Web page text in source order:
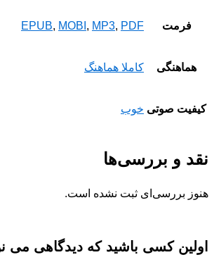
فرمت EPUB, MOBI , MP3, PDF
هماهنگی کاملا هماهنگ
کیفیت صوتی خوب
نقد و بررسی‌ها
هنوز بررسی‌ای ثبت نشده است.
اولین کسی باشید که دیدگاهی می